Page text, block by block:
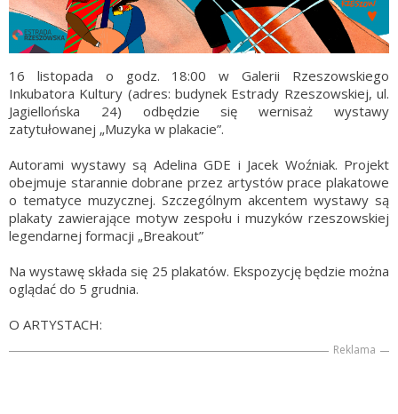
16 listopada o godz. 18:00 w Galerii Rzeszowskiego
Inkubatora Kultury (adres: budynek Estrady Rzeszowskiej, ul.
Jagiellońska 24) odbędzie się wernisaż wystawy
zatytułowanej „Muzyka w plakacie”.
Autorami wystawy są Adelina GDE i Jacek Woźniak. Projekt
obejmuje starannie dobrane przez artystów prace plakatowe
o tematyce muzycznej. Szczególnym akcentem wystawy są
plakaty zawierające motyw zespołu i muzyków rzeszowskiej
legendarnej formacji „Breakout”
Na wystawę składa się 25 plakatów. Ekspozycję będzie można
oglądać do 5 grudnia.
O ARTYSTACH:
Reklama